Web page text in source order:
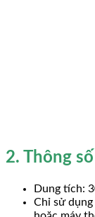
2. Thông
Dung tích:
Chỉ sử